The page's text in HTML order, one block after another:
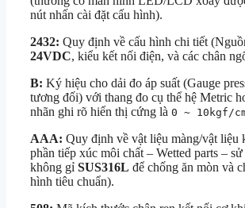
nút nhấn cài đặt cấu hình).
2432: Quy định về cấu hình chi tiết
24VDC, kiểu kết nối điện, và các chân
B: Ký hiệu cho dải đo áp suất (Gauge
tương đối) với thang đo cụ thể hệ Metric
nhãn ghi rõ hiển thị cứng là 0 ~ 10kgf/
AAA: Quy định về vật liệu màng/vật liệu
phần tiếp xúc môi chất – Wetted parts –
không gỉ SUS316L để chống ăn mòn và
hình tiêu chuẩn).